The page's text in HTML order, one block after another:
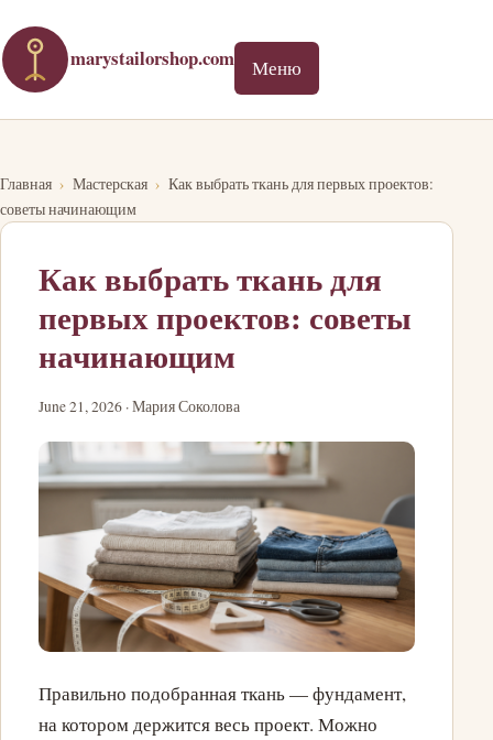
marystailorshop.com Меню
Главная › Мастерская › Как выбрать ткань для первых проектов:
советы начинающим
Как выбрать ткань для
первых проектов: советы
начинающим
June 21, 2026 · Мария Соколова
Правильно подобранная ткань — фундамент,
на котором держится весь проект. Можно